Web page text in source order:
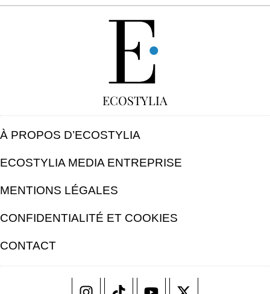
ECOSTYLIA
À PROPOS D’ECOSTYLIA
ECOSTYLIA MEDIA ENTREPRISE
MENTIONS LÉGALES
CONFIDENTIALITÉ ET COOKIES
CONTACT